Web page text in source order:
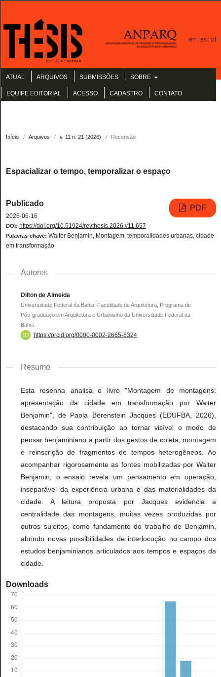
en | es | pt
ATUAL ARQUIVOS SUBMISSÕES SOBRE
EQUIPE EDITORIAL ACESSO CADASTRO CONTATO
Início / Arquivos / v. 11 n. 21 (2026) / Recensão
Espacializar o tempo, temporalizar o espaço
Publicado
2026-06-16
PDF
DOI: https://doi.org/10.51924/revthesis.2026.v11.657
Palavras-chave: Walter Benjamin, Montagem, temporalidades urbanas, cidade
em transformação
Autores
Dilton de Almeida
Universidade Federal da Bahia, Faculdade de Arquitetura, Programa de
Pós-graduaço em Arquitetura e Urbanismo da Universidade Federal da
Bahia
https://orcid.org/0000-0002-2665-8324
Resumo
Esta resenha analisa o livro "Montagem de montagens:
apresentação da cidade em transformação por Walter
Benjamin", de Paola Berenstein Jacques (EDUFBA, 2026),
destacando sua contribuição ao tornar visível o modo de
pensar benjaminiano a partir dos gestos de coleta, montagem
e reinscrição de fragmentos de tempos heterogêneos. Ao
acompanhar rigorosamente as fontes mobilizadas por Walter
Benjamin, o ensaio revela um pensamento em operação,
inseparável da experiência urbana e das materialidades da
cidade. A leitura proposta por Jacques evidencia a
centralidade das montagens, muitas vezes produzidas por
outros sujeitos, como fundamento do trabalho de Benjamin,
abrindo novas possibilidades de interlocução no campo dos
estudos benjaminianos articulados aos tempos e espaços da
cidade.
Downloads